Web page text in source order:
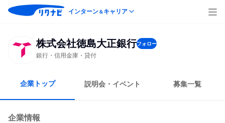
インターン＆キャリア
株式会社徳島大正銀行フォロー
銀行・信用金庫・貸付
企業トップ 説明会・イベント 募集一覧
企業情報